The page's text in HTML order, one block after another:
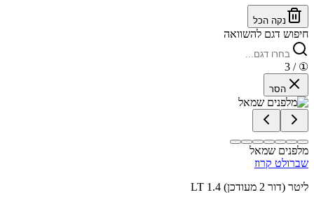
נקה הכל
חיפוש דגם להשוואה
①
/ 3
הסר
מלפנים שמאל
שברולט קרוז
LT 1.4 ליטר (דור 2 מעודכן)